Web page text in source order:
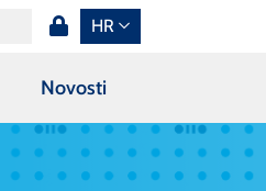
HR
Novosti